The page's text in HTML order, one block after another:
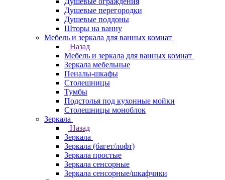
Душевые перегородки
Душевые поддоны
Шторы на ванну
Мебель и зеркала для ванных комнат
Назад
Мебель и зеркала для ванных комнат
Зеркала мебельные
Пеналы-шкафы
Столешницы
Тумбы
Подстолья под кухонные мойки
Столешницы моноблок
Зеркала
Назад
Зеркала
Зеркала (багет/лофт)
Зеркала простые
Зеркала сенсорные
Зеркала сенсорные/шкафчики